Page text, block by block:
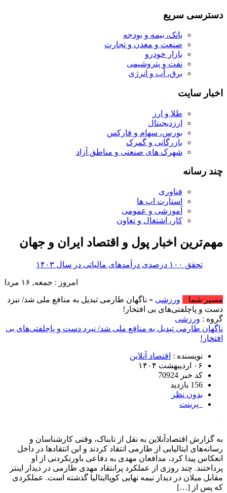
دسترسی سریع
بانک، بیمه و بودجه
صنعت و معدن و تجارت
بازار خودرو
نفت و پتروشیمی
برق، آب و انرژی
اخبار سایت
طلا و ارز
ارزدیجیتال
بورس، سهام و فارکس
بازرگانی و گمرک
شهرک های صنعتی و مناطق آزاد
چند رسانه
فناوری
استارت اپ ها
آموزشی و عمومی
کار، اشتغال و تعاون
مهم‌ترین اخبار پول و اقتصاد ایران و جهان
زنجیر بر زنجیره
امروز : جمعه, ۱۶ مرداد , ۱۴۰۵ .::. برابر با : Friday, 7 August , 2026 .::. اخبار منتشر شده : 3 خبر
مسیر شما
ورزشی » ناگهان طارمی تبدیل به منافع ملی شد/ نبرد
دست و پاچلفتی‌های بی افتخار!
گروه : ورزشی
ناگهان طارمی تبدیل به منافع ملی شد/ نبرد دست و پاچلفتی‌های بی
افتخار!
نویسنده : اقتصاد آنلاین
۰۶ اردیبهشت ۱۴۰۴
کد خبر 70924
156 بازدید
بدون نظر
پرینت
به گزارش اقتصادآنلاین به نقل از تابناک، وقتی کارشناسان و
رسانه‌های ایتالیایی از طارمی انتقاد کردند و این انتقادها در داخل
انعکاس پیدا کرد، مدافعان مهدی به دفاعی باورنکردنی از او
پرداختند. چند روزی از عملکرد پرانتقاد مهدی طارمی در دیدار اینتر
مقابل میلان در دیدار نیمه نهایی کوپاایتالیا گذشته است. عملکردی
که پس از […]